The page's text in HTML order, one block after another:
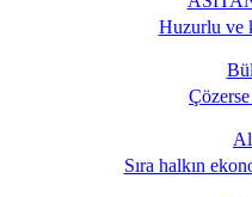
Huzurlu ve
Sıra halkın